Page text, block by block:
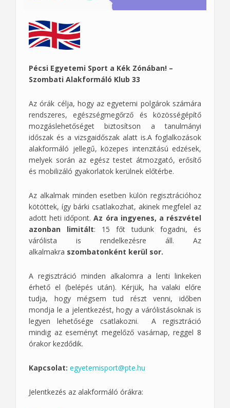
Pécsi Egyetemi Sport a Kék Zónában! –
Szombati Alakformáló Klub 33
Az órák célja, hogy az egyetemi polgárok számára
rendszeres, egészségmegőrző és közösségépítő
mozgáslehetőséget biztosítson a tanulmányi
időszak és a vizsgaidőszak alatt is.A foglalkozások
alakformáló jellegű, közepes intenzitású edzések,
melyek során az egész testet átmozgató, erősítő
és mobilizáló gyakorlatok kerülnek előtérbe.
Az alkalmak minden esetben külön regisztrációhoz
kötöttek, így bárki csatlakozhat, akinek megfelel az
adott heti időpont.Az óra ingyenes, a részvétel
azonban limitált: 15 főt tudunk fogadni, és
várólista is rendelkezésre áll. Az
alkalmakra szombatonként kerül sor.
A regisztráció minden alkalomra a lenti linkeken
érhető el (belépés után). Kérjük, ha valaki előre
tudja, hogy mégsem tud részt venni, időben
mondja le a jelentkezést, hogy a várólistásoknak is
legyen lehetősége csatlakozni. A regisztráció
mindig az eseményt megelőző vasárnap, reggel 8
órakor kezdődik.
Kapcsolat: egyetemisport@pte.hu
Jelentkezés az alakformáló órákra: